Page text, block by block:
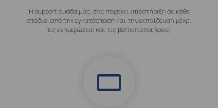
Η support ομάδα μας, σας παρέχει υποστήριξη σε κάθε
στάδιο, από την εγκατάσταση και την εκπαίδευση μέχρι
τις ενημερώσεις και τις βελτιστοποιήσεις.